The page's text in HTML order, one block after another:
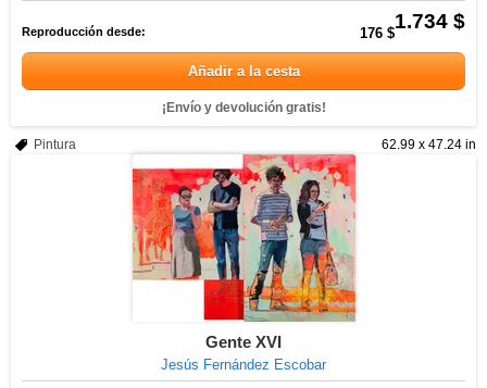
1.734 $
Reproducción desde: 176 $
Añadir a la cesta
¡Envío y devolución gratis!
62.99 x 47.24 in
Pintura
Gente XVI
Jesús Fernández Escobar